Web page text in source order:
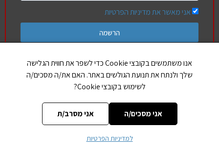
אני מאשר את מדיניות הפרטיות
הרשמה
חברים שלנו
אותיות בספר תורה
אנו משתמשים בקובצי Cookie כדי לשפר את חווית הגלישה
שלך ולנתח את תנועת הגולשים באתר. האם את/ה מסכים/ה
לשימוש בקובצי Cookie?
אני מסכים/ה אני מסרב/ת
למדיניות הפרטיות